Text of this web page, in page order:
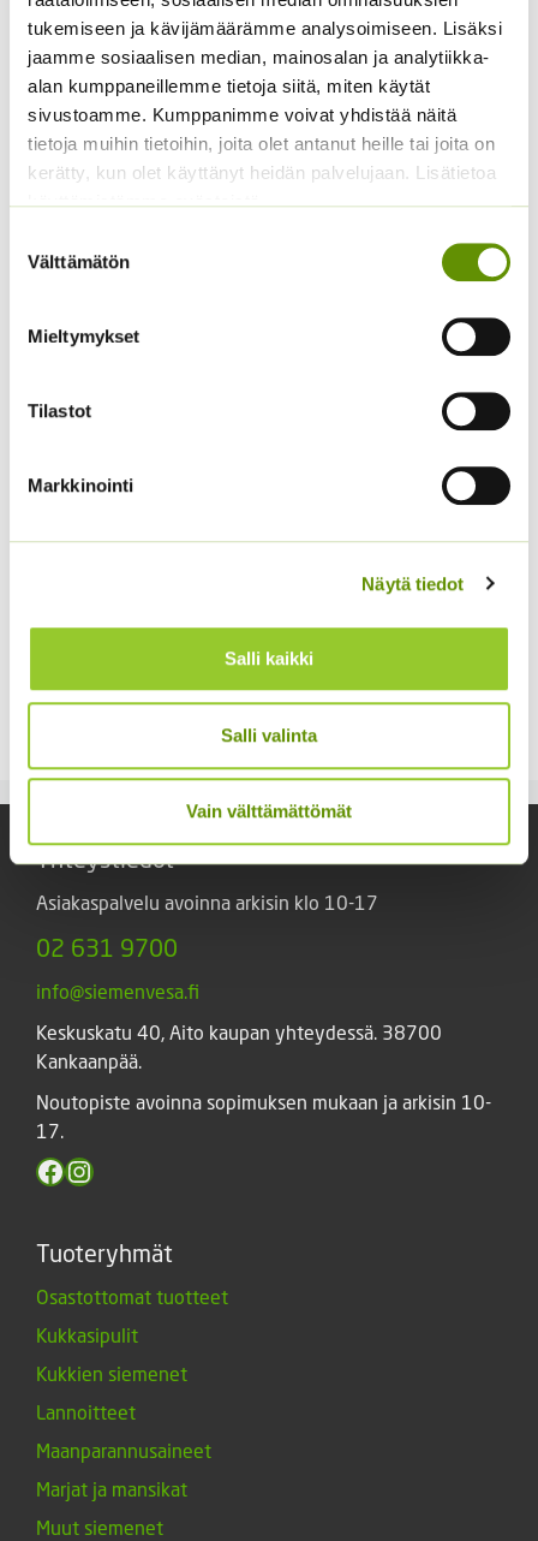
tukemiseen ja kävijämäärämme analysoimiseen. Lisäksi
jaamme sosiaalisen median, mainosalan ja analytiikka-
alan kumppaneillemme tietoja siitä, miten käytät
sivustoamme. Kumppanimme voivat yhdistää näitä
tietoja muihin tietoihin, joita olet antanut heille tai joita on
kerätty, kun olet käyttänyt heidän palvelujaan. Lisätietoa
käyttämistämme evästeistä
valinta
Välttämätön
Mieltymykset
Tilastot
Markkinointi
Näytä tiedot
Salli kaikki
Salli valinta
Vain välttämättömät
3,90€ Sisältää arvonlisäveron 2,70€ Sisältää arvonlisäveron
Koristekurpitsa Con
4,50€ Sisältää arvonlisäveron
Tarhakukonkannus
Kääpiöauringonkukka
Pacino Mix
Sisältää arvonlisäveron
Tuoksuherne Little
Sweetheart (an)
2,80
Yhteystiedot
Asiakaspalvelu avoinna arkisin klo 10-17
02 631 9700
info@siemenvesa.fi
Keskuskatu 40, Aito kaupan yhteydessä. 38700
Kankaanpää.
Noutopiste avoinna sopimuksen mukaan ja arkisin 10-
17.
Facebook
Instagram
Tuoteryhmät
Osastottomat tuotteet
Kukkasipulit
Kukkien siemenet
Lannoitteet
Maanparannusaineet
Marjat ja mansikat
Muut siemenet